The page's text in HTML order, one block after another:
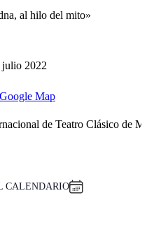
al hilo del mito»
2022
Map
de Teatro Clásico de
CALENDARIO